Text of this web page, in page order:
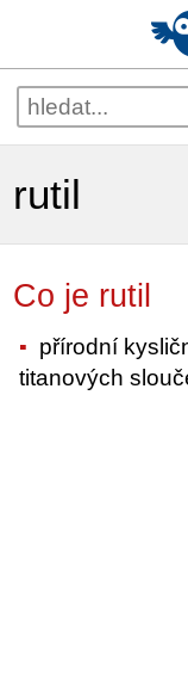
rutil
Co je rutil
přírodní
titanových